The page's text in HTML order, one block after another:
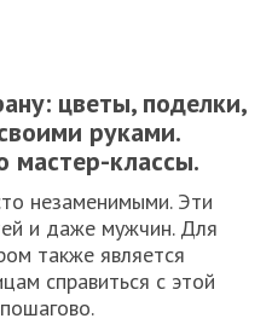
цветы, поделки,
руками.
классы.
незаменимыми. Эти
и даже мужчин. Для
также является
справиться с этой